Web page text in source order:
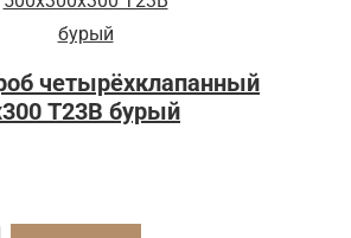
четырёхклапанный
Т23В бурый